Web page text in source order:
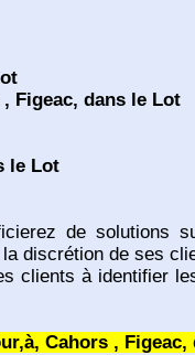
Figeac, dans le Lot
le Lot
de solutions
discrétion de ses
clients à identifier
Cahors , Figeac,